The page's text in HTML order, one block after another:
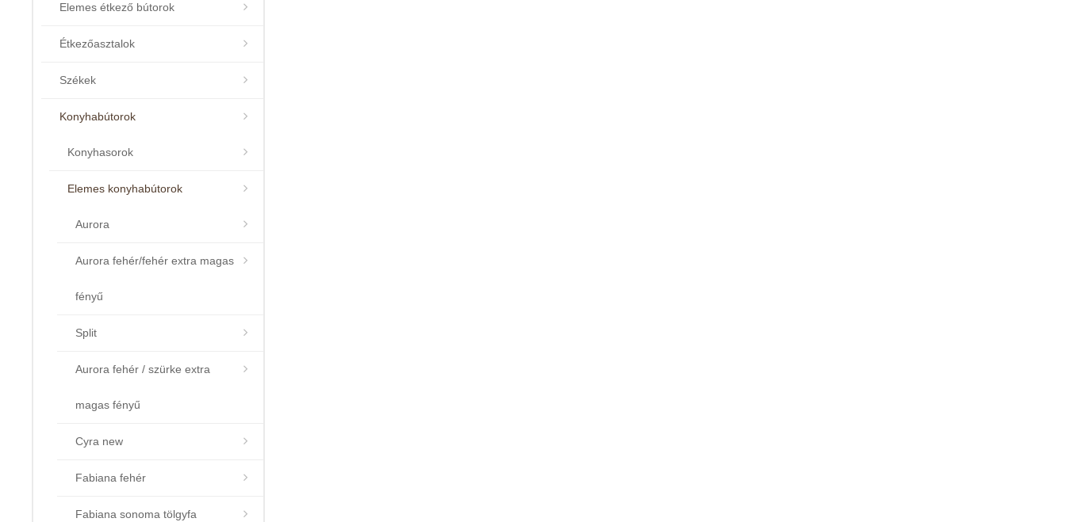
Elemes étkező bútorok
Étkezőasztalok
Székek
Konyhabútorok
Konyhasorok
Elemes konyhabútorok
Aurora
Aurora fehér/fehér extra magas
fényű
Split
Aurora fehér / szürke extra
magas fényű
Cyra new
Fabiana fehér
Fabiana sonoma tölgyfa